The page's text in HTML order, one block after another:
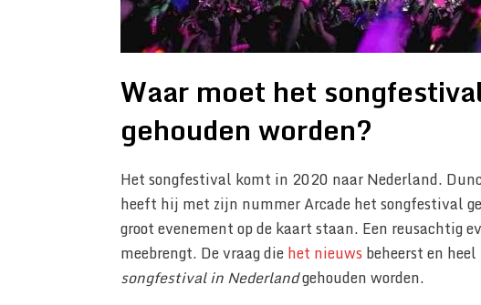
Waar moet het
gehouden worden?
Het songfestival komt in 2020 naar Nederland.
heeft hij met zijn nummer Arcade het songfestival
groot evenement op de kaart staan. Een reusachtig
meebrengt. De vraag diehet nieuws beheerst en
songfestival in Nederlandgehouden worden.